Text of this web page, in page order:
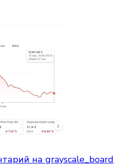
на grayscale_board